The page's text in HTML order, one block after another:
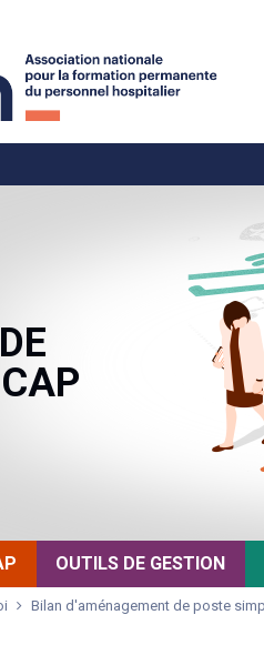
OUTILS DE GESTION
Bilan d'aménagement de poste